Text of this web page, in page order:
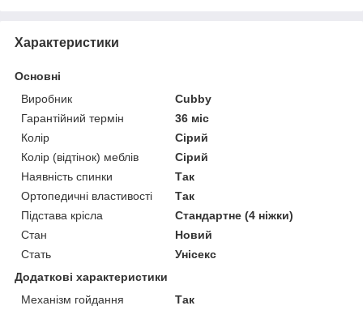
Характеристики
Основні
Виробник
Cubby
Гарантійний термін
36 міс
Колір
Сірий
Колір (відтінок) меблів
Сірий
Наявність спинки
Так
Ортопедичні властивості
Так
Підстава крісла
Стандартне (4 ніжки)
Стан
Новий
Стать
Унісекс
Додаткові характеристики
Механізм гойдання
Так